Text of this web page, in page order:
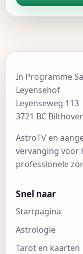
In Programme
Leyensehof
Leyenseweg 113
3721 BC
AstroTV en
vervanging voor
professionele
Snel naar
Startpagina
Astrologie
Tarot en kaarten